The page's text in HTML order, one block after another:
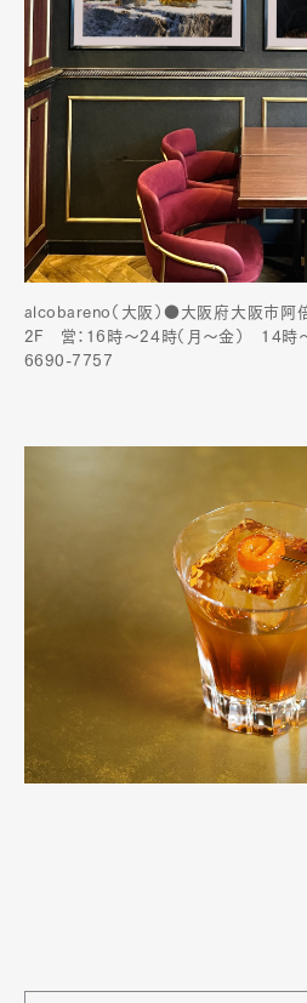
alcobareno（大阪）●大阪府大阪市阿
2F 営：16時～24時（月〜金） 14時
6690-7757